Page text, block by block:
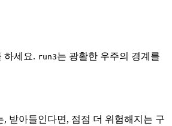
하세요. run3는 광활한 우주의 경계를
받아들인다면, 점점 더 위험해지는 구